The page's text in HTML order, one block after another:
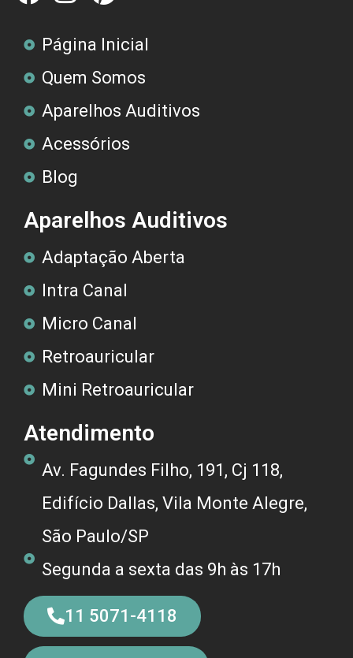
Página Inicial
Quem Somos
Aparelhos Auditivos
Acessórios
Blog
Aparelhos Auditivos
Adaptação Aberta
Intra Canal
Micro Canal
Retroauricular
Mini Retroauricular
Atendimento
Av. Fagundes Filho, 191, Cj 118,
Edifício Dallas, Vila Monte Alegre,
São Paulo/SP
Segunda a sexta das 9h às 17h
11 5071-4118